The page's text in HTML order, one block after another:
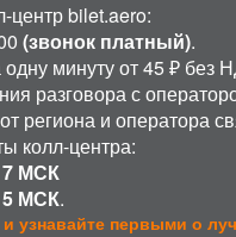
центр bilet.aero:
(звонок платный).
одну минуту от 45 ₽ без
разговора с
региона и оператора
колл-центра:
МСК
МСК.
узнавайте первыми о